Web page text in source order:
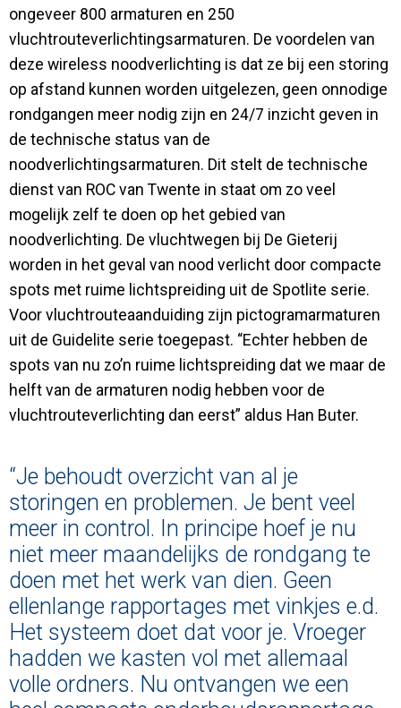
ongeveer 800 armaturen en 250
vluchtrouteverlichtingsarmaturen. De voordelen van
deze wireless noodverlichting is dat ze bij een storing
op afstand kunnen worden uitgelezen, geen onnodige
rondgangen meer nodig zijn en 24/7 inzicht geven in
de technische status van de
noodverlichtingsarmaturen. Dit stelt de technische
dienst van ROC van Twente in staat om zo veel
mogelijk zelf te doen op het gebied van
noodverlichting. De vluchtwegen bij De Gieterij
worden in het geval van nood verlicht door compacte
spots met ruime lichtspreiding uit de Spotlite serie.
Voor vluchtrouteaanduiding zijn pictogramarmaturen
uit de Guidelite serie toegepast. “Echter hebben de
spots van nu zo’n ruime lichtspreiding dat we maar de
helft van de armaturen nodig hebben voor de
vluchtrouteverlichting dan eerst” aldus Han Buter.
“Je behoudt overzicht van al je
storingen en problemen. Je bent veel
meer in control. In principe hoef je nu
niet meer maandelijks de rondgang te
doen met het werk van dien. Geen
ellenlange rapportages met vinkjes e.d.
Het systeem doet dat voor je. Vroeger
hadden we kasten vol met allemaal
volle ordners. Nu ontvangen we een